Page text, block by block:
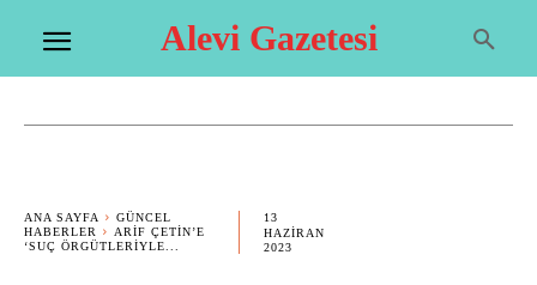
Alevi Gazetesi
ANA SAYFA
GÜNCEL
HABERLER
ARIF ÇETIN’E
‘SUÇ ÖRGÜTLERIYLE...
13
HAZIRAN
2023